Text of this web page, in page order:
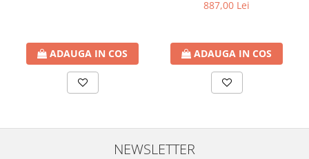
ADAUGA IN COS
887,00 Lei
ADAUGA IN COS
NEWSLETTER